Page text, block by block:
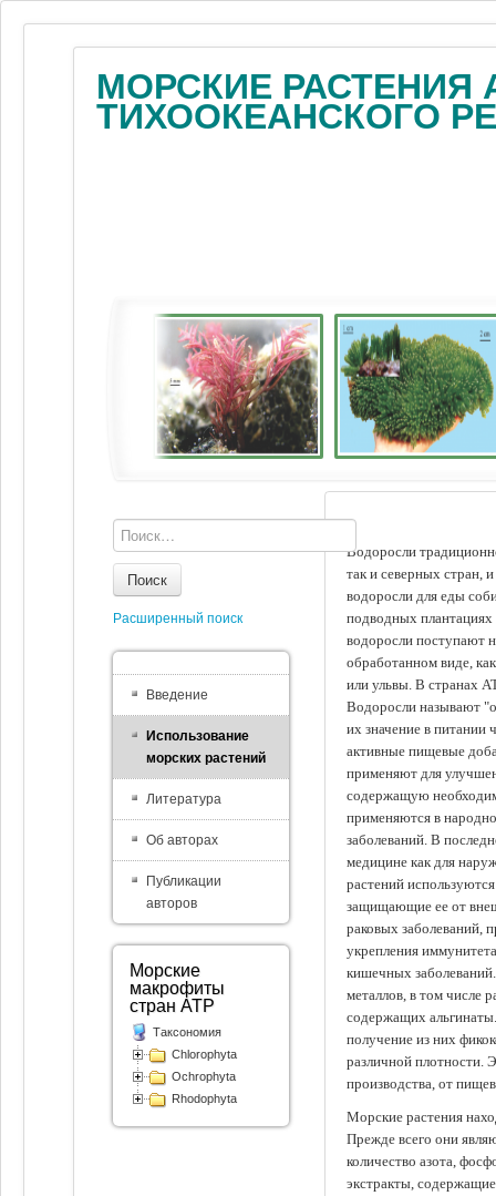
МОРСКИЕ РАСТЕНИЯ
ТИХООКЕАНСКОГО
Водоросли
так и северных стран,
водоросли для еды
подводных
водоросли поступают
обработанном виде,
или ульвы. В странах
Водоросли называют
их значение в питании
активные пищевые
применяют для
содержащую
применяются в
заболеваний. В
медицине как для
растений
защищающие ее от
раковых заболеваний,
укрепления
кишечных
металлов, в том числе
содержащих
получение из них
различной плотности.
производства, от
Морские растения
Прежде всего они
количество азота,
экстракты,
Поиск
Расширенный поиск
Введение
Использование
морских растений
Литература
Об авторах
Публикации
авторов
Морские
макрофиты
стран АТР
Таксономия
Chlorophyta
Ochrophyta
Rhodophyta